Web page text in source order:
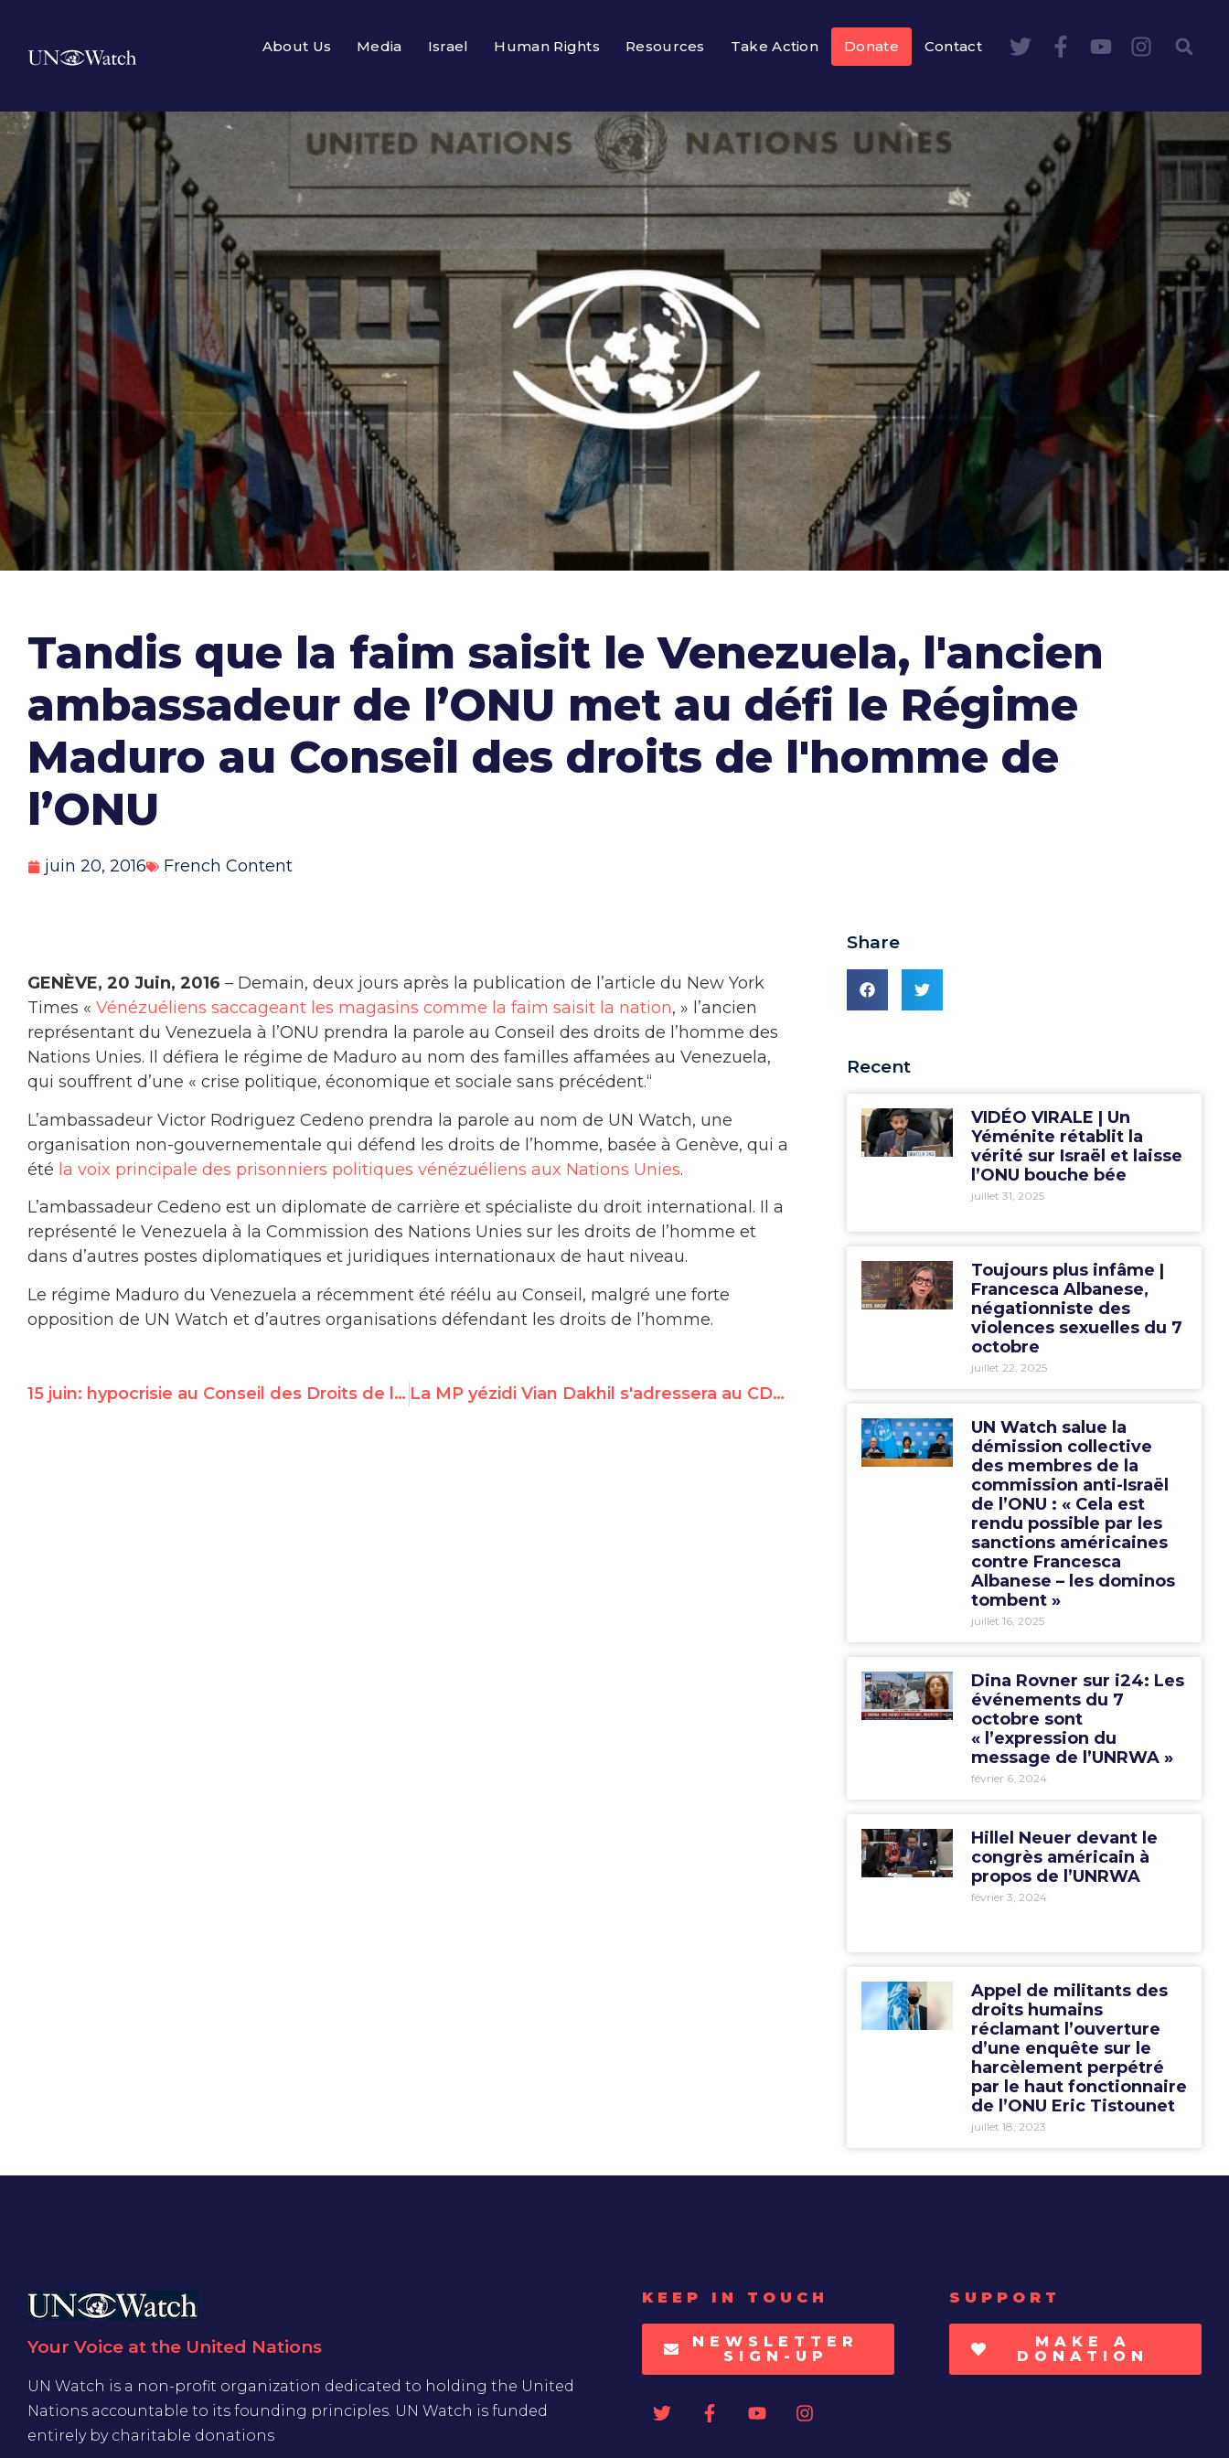
About Us Media Israel Human Rights Resources Take Action Donate Contact
Tandis que la faim saisit le Venezuela, l'ancien
ambassadeur de l’ONU met au défi le Régime
Maduro au Conseil des droits de l'homme de
l’ONU
juin 20, 2016 French Content
GENÈVE, 20 Juin, 2016 – Demain, deux jours après la publication de l’article du New York
Times « Vénézuéliens saccageant les magasins comme la faim saisit la nation, » l’ancien
représentant du Venezuela à l’ONU prendra la parole au Conseil des droits de l’homme des
Nations Unies. Il défiera le régime de Maduro au nom des familles affamées au Venezuela,
qui souffrent d’une « crise politique, économique et sociale sans précédent.“
L’ambassadeur Victor Rodriguez Cedeno prendra la parole au nom de UN Watch, une
organisation non-gouvernementale qui défend les droits de l’homme, basée à Genève, qui a
été la voix principale des prisonniers politiques vénézuéliens aux Nations Unies.
L’ambassadeur Cedeno est un diplomate de carrière et spécialiste du droit international. Il a
représenté le Venezuela à la Commission des Nations Unies sur les droits de l’homme et
dans d’autres postes diplomatiques et juridiques internationaux de haut niveau.
Le régime Maduro du Venezuela a récemment été réélu au Conseil, malgré une forte
opposition de UN Watch et d’autres organisations défendant les droits de l’homme.
15 juin: hypocrisie au Conseil des Droits de l’Homme de l’ONU La MP yézidi Vian Dakhil s'adressera au CDH en réponse au rapport sur le génocide
Share
Recent
VIDÉO VIRALE | Un
Yéménite rétablit la
vérité sur Israël et laisse
l’ONU bouche bée
juillet 31, 2025
Toujours plus infâme |
Francesca Albanese,
négationniste des
violences sexuelles du 7
octobre
juillet 22, 2025
UN Watch salue la
démission collective
des membres de la
commission anti-Israël
de l’ONU : « Cela est
rendu possible par les
sanctions américaines
contre Francesca
Albanese – les dominos
tombent »
juillet 16, 2025
Dina Rovner sur i24: Les
événements du 7
octobre sont
« l’expression du
message de l’UNRWA »
février 6, 2024
Hillel Neuer devant le
congrès américain à
propos de l’UNRWA
février 3, 2024
Appel de militants des
droits humains
réclamant l’ouverture
d’une enquête sur le
harcèlement perpétré
par le haut fonctionnaire
de l’ONU Eric Tistounet
juillet 18, 2023
Your Voice at the United Nations
UN Watch is a non-profit organization dedicated to holding the United
Nations accountable to its founding principles. UN Watch is funded
entirely by charitable donations
KEEP IN TOUCH
NEWSLETTER
SIGN-UP
SUPPORT
MAKE A
DONATION